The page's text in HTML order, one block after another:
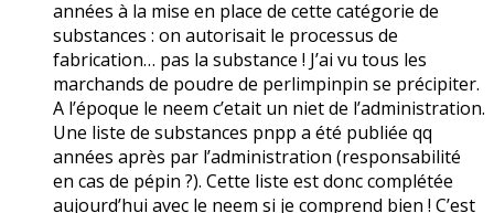
années à la mise en place de cette catégorie de
substances : on autorisait le processus de
fabrication… pas la substance ! J’ai vu tous les
marchands de poudre de perlimpinpin se précipiter.
A l’époque le neem c’etait un niet de l’administration.
Une liste de substances pnpp a été publiée qq
années après par l’administration (responsabilité
en cas de pépin ?). Cette liste est donc complétée
aujourd’hui avec le neem si je comprend bien ! C’est